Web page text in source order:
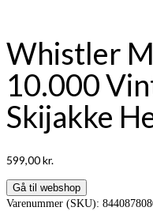
Whistler
10.000
Skijakke
599,00kr.
Gå til webshop
Varenummer (SKU):